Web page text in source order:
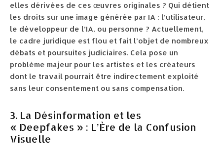
elles dérivées de ces œuvres originales ? Qui détient
les droits sur une image générée par IA : l’utilisateur,
le développeur de l’IA, ou personne ? Actuellement,
le cadre juridique est flou et fait l’objet de nombreux
débats et poursuites judiciaires. Cela pose un
problème majeur pour les artistes et les créateurs
dont le travail pourrait être indirectement exploité
sans leur consentement ou sans compensation.
3. La Désinformation et les
« Deepfakes » : L’Ère de la Confusion
Visuelle